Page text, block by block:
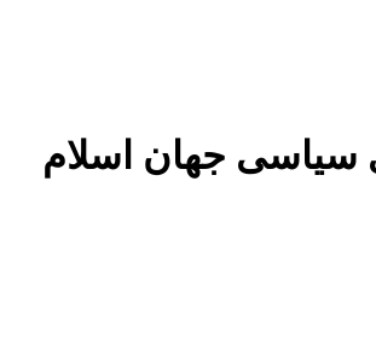
سیاسی جهان اسلام